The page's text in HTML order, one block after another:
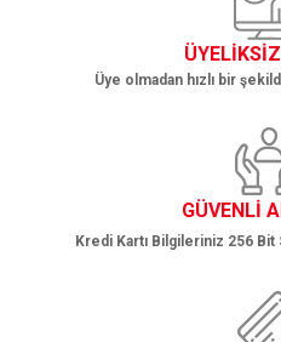
Bu ürüne benzer farklı
Üye olmadan hızlı bir
GÜVENLİ
Kredi Kartı Bilgileriniz 256